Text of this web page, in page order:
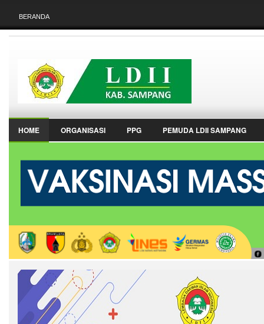
BERANDA
HOME ORGANISASI PPG PEMUDA LDII SAMPANG